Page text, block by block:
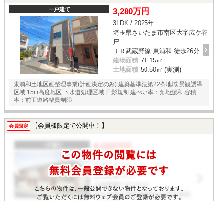
一戸建て 3,280万円
3LDK / 2025年
埼玉県さいたま市南区大字広ケ谷
戸
ＪＲ武蔵野線 東浦和 徒歩26分
建物面積 71.15㎡
土地面積 50.50㎡ (実測)
東浦和土地区画整理事業(計画決定のみ) 建築基準法第22条地域 景観誘導
区域 15m高度地区 下水道処理区域 日影規制 建ぺい率：角地緩和 容積
率：前面道路幅員制限
会員限定 【会員様限定で公開中！】